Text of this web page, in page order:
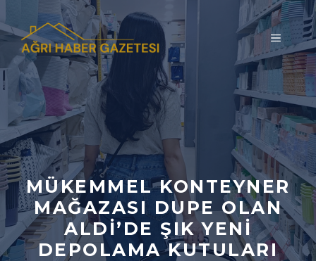
atla
MENÜ
MÜKEMMEL KONTEYNER
MAĞAZASI DUPE OLAN
ALDI’DE ŞIK YENI
DEPOLAMA KUTULARI